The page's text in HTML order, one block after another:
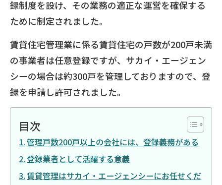
録制度を設け、その業務の適正な運営を確保する
ために制定されました。
賃貸住宅管理業に係る賃貸住宅の戸数が200戸未満
の事業者は任意登録ですが、サカイ・エージェン
シーの場合は約300戸を管理しておりますので、登
録を申請し許可されました。
目次
管理戸数200戸以上の会社には、登録義務がある
登録業者として活躍する意義
賃貸管理はサカイ・エージェンシーにお任せくだ